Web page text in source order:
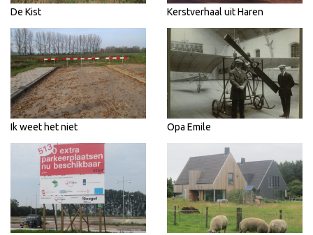
De Kist Kerstverhaal uit Haren
Ik weet het niet Opa Emile